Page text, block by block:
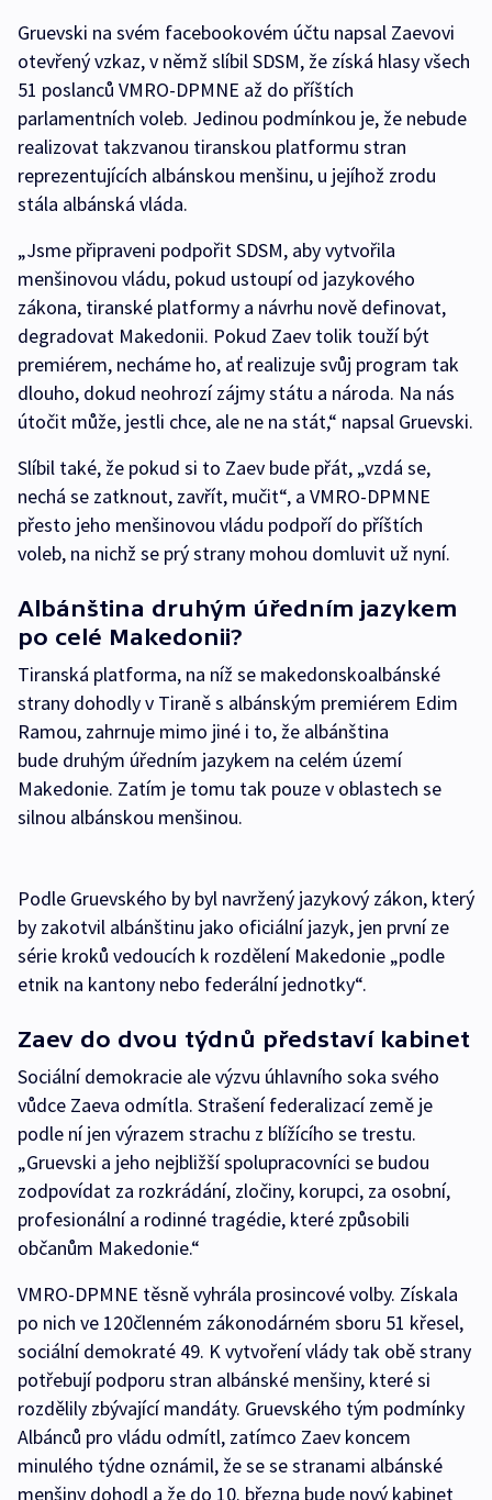
Gruevski na svém facebookovém účtu napsal Zaevovi
otevřený vzkaz, v němž slíbil SDSM, že získá hlasy všech
51 poslanců VMRO-DPMNE až do příštích
parlamentních voleb. Jedinou podmínkou je, že nebude
realizovat takzvanou tiranskou platformu stran
reprezentujících albánskou menšinu, u jejíhož zrodu
stála albánská vláda.
„Jsme připraveni podpořit SDSM, aby vytvořila
menšinovou vládu, pokud ustoupí od jazykového
zákona, tiranské platformy a návrhu nově definovat,
degradovat Makedonii. Pokud Zaev tolik touží být
premiérem, necháme ho, ať realizuje svůj program tak
dlouho, dokud neohrozí zájmy státu a národa. Na nás
útočit může, jestli chce, ale ne na stát,“ napsal Gruevski.
Slíbil také, že pokud si to Zaev bude přát, „vzdá se,
nechá se zatknout, zavřít, mučit“, a VMRO-DPMNE
přesto jeho menšinovou vládu podpoří do příštích
voleb, na nichž se prý strany mohou domluvit už nyní.
Albánština druhým úředním jazykem
po celé Makedonii?
Tiranská platforma, na níž se makedonskoalbánské
strany dohodly v Tiraně s albánským premiérem Edim
Ramou, zahrnuje mimo jiné i to, že albánština
bude druhým úředním jazykem na celém území
Makedonie. Zatím je tomu tak pouze v oblastech se
silnou albánskou menšinou.
Podle Gruevského by byl navržený jazykový zákon, který
by zakotvil albánštinu jako oficiální jazyk, jen první ze
série kroků vedoucích k rozdělení Makedonie „podle
etnik na kantony nebo federální jednotky“.
Zaev do dvou týdnů představí kabinet
Sociální demokracie ale výzvu úhlavního soka svého
vůdce Zaeva odmítla. Strašení federalizací země je
podle ní jen výrazem strachu z blížícího se trestu.
„Gruevski a jeho nejbližší spolupracovníci se budou
zodpovídat za rozkrádání, zločiny, korupci, za osobní,
profesionální a rodinné tragédie, které způsobili
občanům Makedonie.“
VMRO-DPMNE těsně vyhrála prosincové volby. Získala
po nich ve 120členném zákonodárném sboru 51 křesel,
sociální demokraté 49. K vytvoření vlády tak obě strany
potřebují podporu stran albánské menšiny, které si
rozdělily zbývající mandáty. Gruevského tým podmínky
Albánců pro vládu odmítl, zatímco Zaev koncem
minulého týdne oznámil, že se se stranami albánské
menšiny dohodl a že do 10. března bude nový kabinet